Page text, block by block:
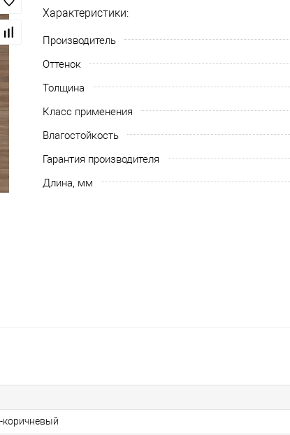
Характеристики:
Производитель
Оттенок
Толщина
Класс применения
Влагостойкость
Гарантия производителя
Длина, мм
коричневый